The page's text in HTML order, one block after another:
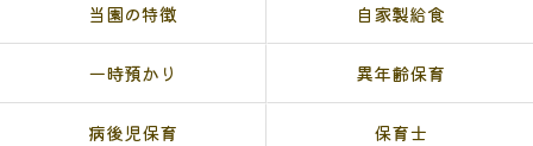
当園の特徴 自家製給食
一時預かり 異年齢保育
病後児保育 保育士